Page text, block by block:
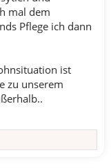
mal dem
Pflege ich dann
ist
zu unserem